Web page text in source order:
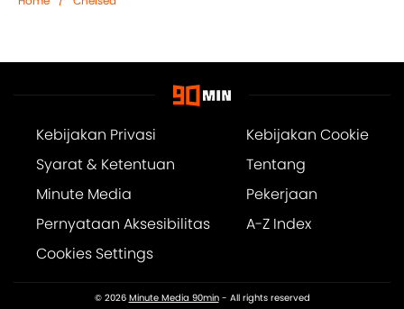
Kebijakan Privasi
Kebijakan Cookie
Syarat & Ketentuan
Tentang
Minute Media
Pekerjaan
Pernyataan Aksesibilitas
A-Z Index
Cookies Settings
© 2026 Minute Media 90min- All rights reserved